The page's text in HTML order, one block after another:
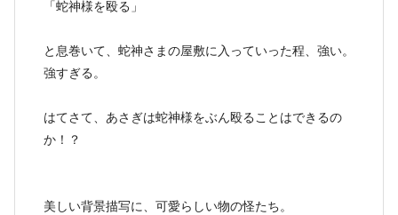
「蛇神様を殴る」
と息巻いて、蛇神さまの屋敷に入っていった程、強い。
強すぎる。
はてさて、あさぎは蛇神様をぶん殴ることはできるの
か！？
美しい背景描写に、可愛らしい物の怪たち。